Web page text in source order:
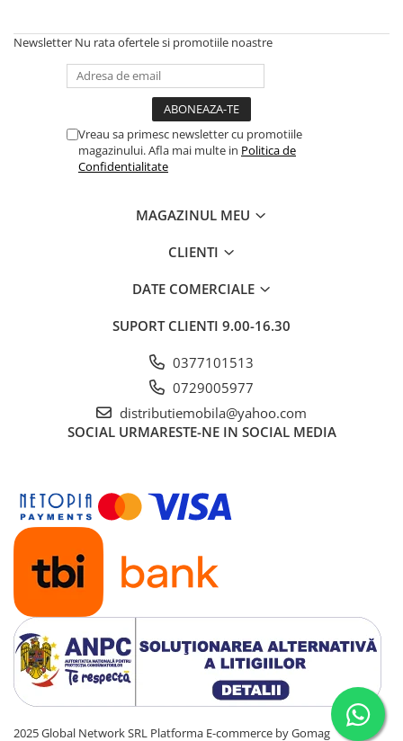
Newsletter Nu rata ofertele si promotiile noastre
Vreau sa primesc newsletter cu promotiile
magazinului. Afla mai multe in Politica de
Confidentialitate
MAGAZINUL MEU
CLIENTI
DATE COMERCIALE
SUPORT CLIENTI 9.00-16.30
0377101513
0729005977
distributiemobila@yahoo.com
SOCIAL URMARESTE-NE IN SOCIAL MEDIA
2025 Global Network SRL Platforma E-commerce by Gomag